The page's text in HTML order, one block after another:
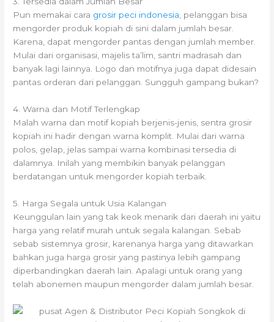
Pun memakai cara grosir peci indonesia, pelanggan bisa
mengorder produk kopiah di sini dalam jumlah besar.
Karena, dapat mengorder pantas dengan jumlah member.
Mulai dari organisasi, majelis ta’lim, santri madrasah dan
banyak lagi lainnya. Logo dan motifnya juga dapat didesain
pantas orderan dari pelanggan. Sungguh gampang bukan?
4. Warna dan Motif Terlengkap
Malah warna dan motif kopiah berjenis-jenis, sentra grosir
kopiah ini hadir dengan warna komplit. Mulai dari warna
polos, gelap, jelas sampai warna kombinasi tersedia di
dalamnya. Inilah yang membikin banyak pelanggan
berdatangan untuk mengorder kopiah terbaik.
5. Harga Segala untuk Usia Kalangan
Keunggulan lain yang tak keok menarik dari daerah ini yaitu
harga yang relatif murah untuk segala kalangan. Sebab
sebab sistemnya grosir, karenanya harga yang ditawarkan
bahkan juga harga grosir yang pastinya lebih gampang
diperbandingkan daerah lain. Apalagi untuk orang yang
telah abonemen maupun mengorder dalam jumlah besar.